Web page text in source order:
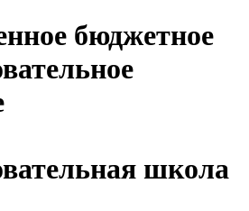
бюджетное
школа